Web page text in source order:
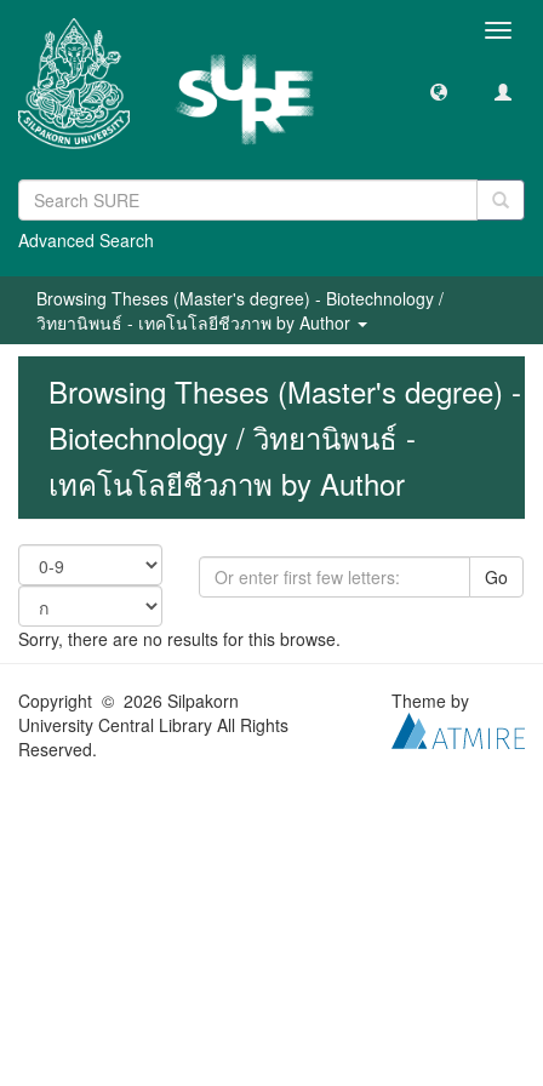
Advanced Search
Browsing Theses (Master's degree) - Biotechnology /
วิทยานิพนธ์ - เทคโนโลยีชีวภาพ by Author
Browsing Theses (Master's degree) -
Biotechnology / วิทยานิพนธ์ -
เทคโนโลยีชีวภาพ by Author
Go
Sorry, there are no results for this browse.
Copyright © 2026 Silpakorn
University Central Library All Rights
Reserved.
Theme by